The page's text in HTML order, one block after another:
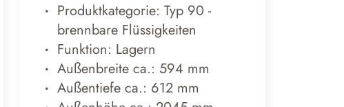
Produktkategorie: Typ 90 -
brennbare Flüssigkeiten
Funktion: Lagern
Außenbreite ca.: 594 mm
Außentiefe ca.: 612 mm